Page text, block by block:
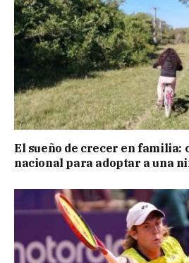
El sueño de crecer en familia:
nacional para adoptar a una